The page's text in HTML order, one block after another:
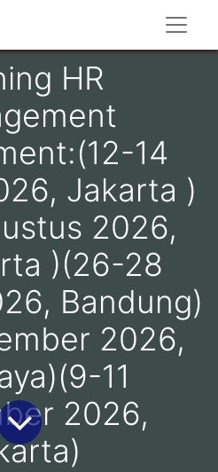
HR
14
Jakarta )
2026,
)(26-28
Bandung)
2026,
11
2026,